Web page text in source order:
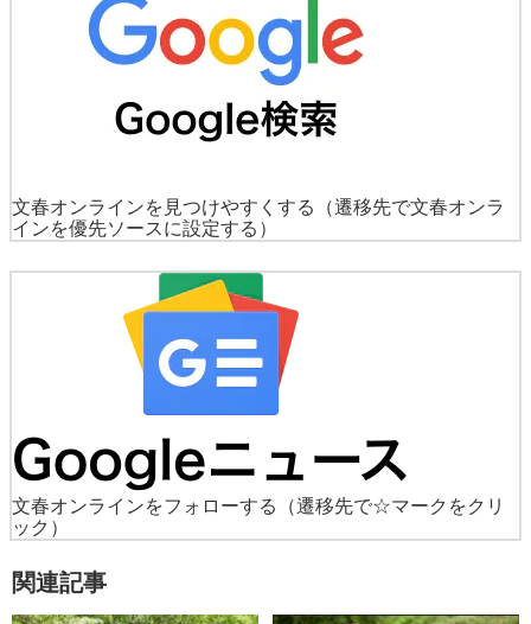
文春オンラインを見つけやすくする
（遷移先で文春オンラ
インを優先ソースに設定する）
文春オンラインをフォローする
（遷移先で☆マークをクリ
ック）
関連記事